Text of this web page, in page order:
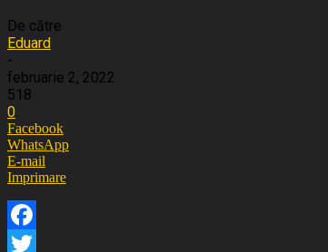
De către
Eduard
-
februarie 2, 2022
518
0
Facebook
WhatsApp
E-mail
Imprimare
Facebook